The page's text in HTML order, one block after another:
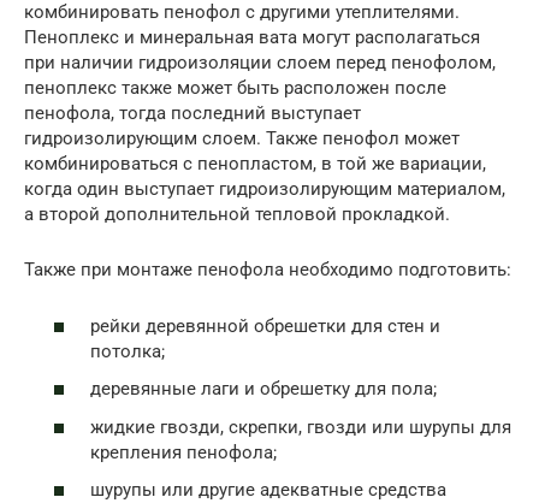
комбинировать пенофол с другими утеплителями.
Пеноплекс и минеральная вата могут располагаться
при наличии гидроизоляции слоем перед пенофолом,
пеноплекс также может быть расположен после
пенофола, тогда последний выступает
гидроизолирующим слоем. Также пенофол может
комбинироваться с пенопластом, в той же вариации,
когда один выступает гидроизолирующим материалом,
а второй дополнительной тепловой прокладкой.
Также при монтаже пенофола необходимо подготовить:
рейки деревянной обрешетки для стен и
потолка;
деревянные лаги и обрешетку для пола;
жидкие гвозди, скрепки, гвозди или шурупы для
крепления пенофола;
шурупы или другие адекватные средства